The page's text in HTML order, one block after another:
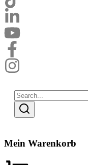
Mein Warenkorb